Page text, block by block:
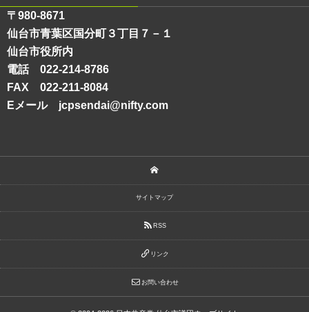
〒980-8671
仙台市青葉区国分町３丁目７－１
仙台市役所内
電話 022-214-8786
FAX 022-211-8084
Eメール jcpsendai@nifty.com
サイトマップ
RSS
リンク
お問い合わせ